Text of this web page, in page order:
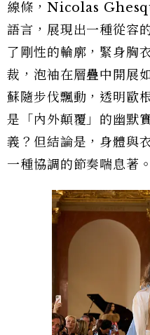
線條，Nicolas
語言，展現出一種從容
了剛性的輪廓，緊身胸
裁，泡袖在層疊中開展
蘇隨步伐飄動，透明歐
是「內外顛覆」的幽默
義？但結論是，身體與
一種協調的節奏喘息著。